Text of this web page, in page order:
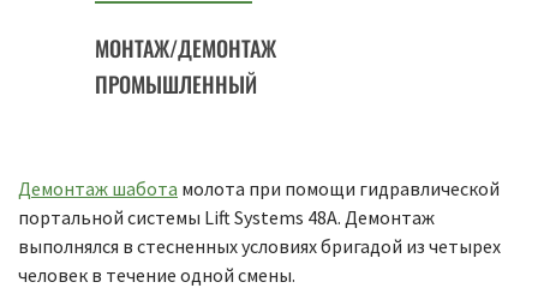
МОНТАЖ/ДЕМОНТАЖ
ПРОМЫШЛЕННЫЙ
Демонтаж шабота молота при помощи гидравлической
портальной системы Lift Systems 48А. Демонтаж
выполнялся в стесненных условиях бригадой из четырех
человек в течение одной смены.